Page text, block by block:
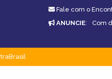
Fale com o
ANUNCIE: Com